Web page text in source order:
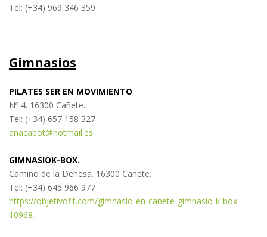
Tel: (+34) 969 346 359
Gimnasios
PILATES SER EN MOVIMIENTO
Nº 4. 16300 Cañete.
Tel: (+34) 657 158 327
anacabot@hotmail.es
GIMNASIOK-BOX.
Camino de la Dehesa. 16300 Cañete.
Tel: (+34) 645 966 977
https://objetivofit.com/gimnasio-en-canete-gimnasio-k-box-
10968.